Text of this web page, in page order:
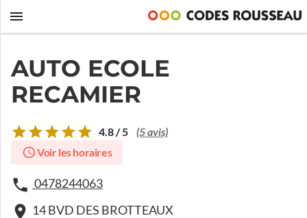
AUTO ECOLE
RECAMIER
4.8 / 5 (5 avis)
Voir les horaires
0478244063
14 BVD DES BROTTEAUX